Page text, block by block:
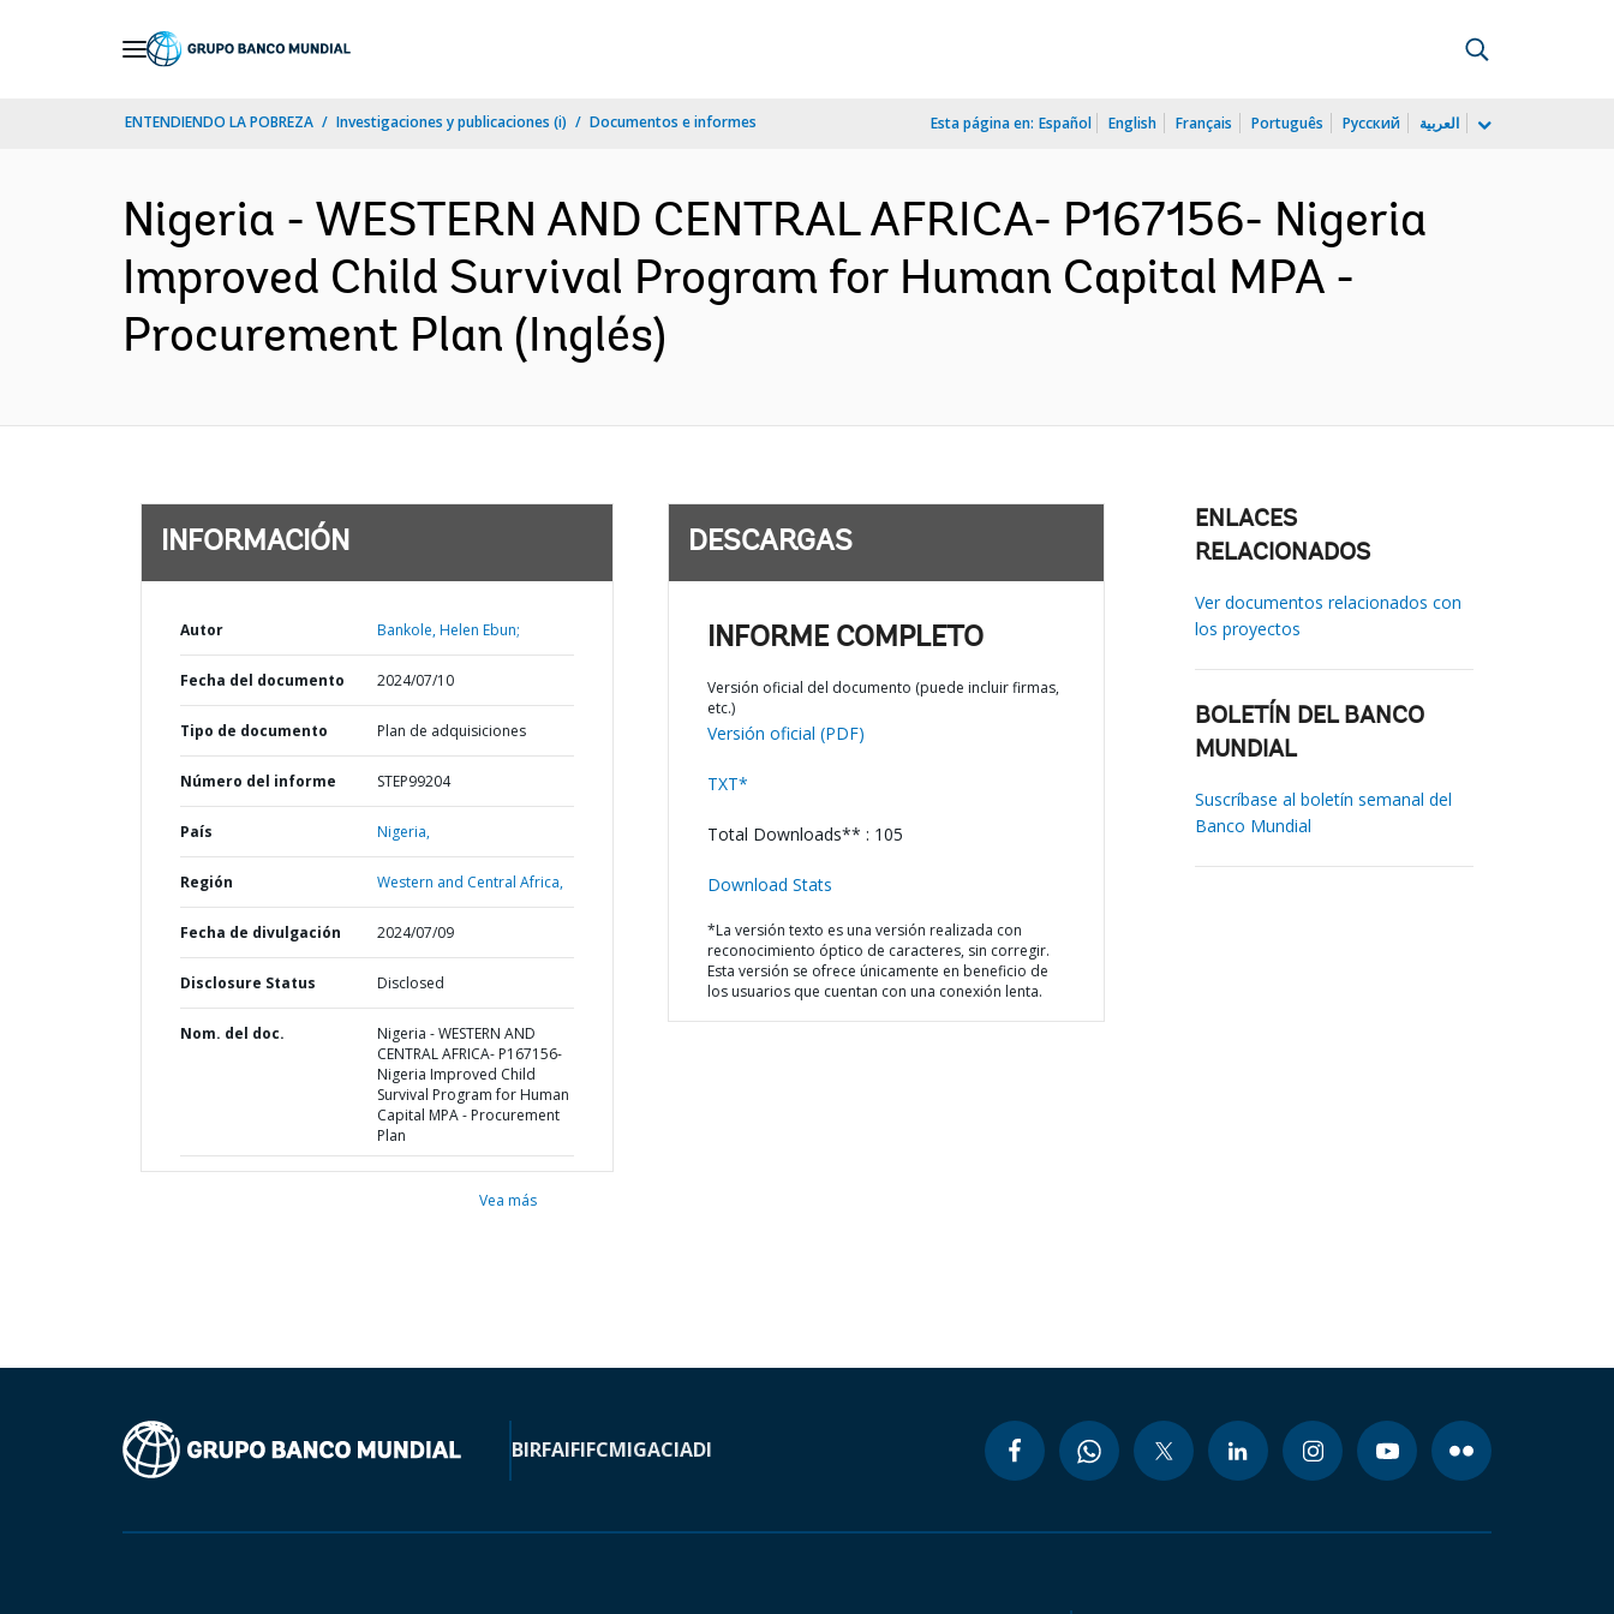
ENTENDIENDO LA POBREZA Investigaciones y publicaciones (i) Documentos e informes Esta página en: Español English Français Português Русский العربية
Nigeria - WESTERN AND CENTRAL AFRICA- P167156- Nigeria
Improved Child Survival Program for Human Capital MPA -
Procurement Plan (Inglés)
INFORMACIÓN
Autor Bankole, Helen Ebun;
Fecha del documento 2024/07/10
Tipo de documento Plan de adquisiciones
Número del informe STEP99204
País Nigeria,
Región Western and Central Africa,
Fecha de divulgación 2024/07/09
Disclosure Status Disclosed
Nom. del doc.
Nigeria - WESTERN AND
CENTRAL AFRICA- P167156-
Nigeria Improved Child
Survival Program for Human
Capital MPA - Procurement
Plan
Vea más
DESCARGAS
INFORME COMPLETO
Versión oficial del documento (puede incluir firmas,
etc.)
Versión oficial (PDF)
TXT*
Total Downloads** : 105
Download Stats
*La versión texto es una versión realizada con
reconocimiento óptico de caracteres, sin corregir.
Esta versión se ofrece únicamente en beneficio de
los usuarios que cuentan con una conexión lenta.
ENLACES
RELACIONADOS
Ver documentos relacionados con
los proyectos
BOLETÍN DEL BANCO
MUNDIAL
Suscríbase al boletín semanal del
Banco Mundial
BIRFAIFIFCMIGACIADI